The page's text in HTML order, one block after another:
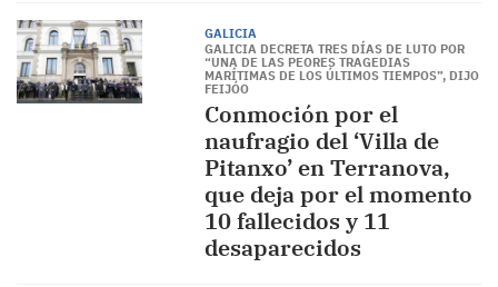
GALICIA
GALICIA DECRETA TRES DÍAS DE LUTO POR
“UNA DE LAS PEORES TRAGEDIAS
MARÍTIMAS DE LOS ÚLTIMOS TIEMPOS”, DIJO
FEIJÓO
Conmoción por el
naufragio del ‘Villa de
Pitanxo’ en Terranova,
que deja por el momento
10 fallecidos y 11
desaparecidos